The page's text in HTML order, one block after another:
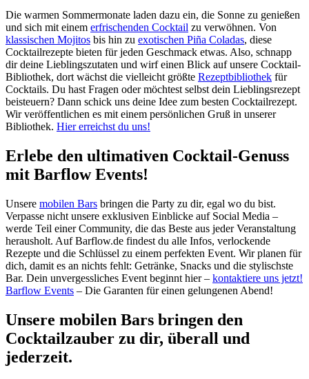
Die warmen Sommermonate laden dazu ein, die Sonne zu genießen
und sich mit einem erfrischenden Cocktail zu verwöhnen. Von
klassischen Mojitos bis hin zu exotischen Piña Coladas, diese
Cocktailrezepte bieten für jeden Geschmack etwas. Also, schnapp
dir deine Lieblingszutaten und wirf einen Blick auf unsere Cocktail-
Bibliothek, dort wächst die vielleicht größte Rezeptbibliothek für
Cocktails. Du hast Fragen oder möchtest selbst dein Lieblingsrezept
beisteuern? Dann schick uns deine Idee zum besten Cocktailrezept.
Wir veröffentlichen es mit einem persönlichen Gruß in unserer
Bibliothek. Hier erreichst du uns!
Erlebe den ultimativen Cocktail-Genuss
mit Barflow Events!
Unsere mobilen Bars bringen die Party zu dir, egal wo du bist.
Verpasse nicht unsere exklusiven Einblicke auf Social Media –
werde Teil einer Community, die das Beste aus jeder Veranstaltung
herausholt. Auf Barflow.de findest du alle Infos, verlockende
Rezepte und die Schlüssel zu einem perfekten Event. Wir planen für
dich, damit es an nichts fehlt: Getränke, Snacks und die stylischste
Bar. Dein unvergessliches Event beginnt hier – kontaktiere uns jetzt!
Barflow Events – Die Garanten für einen gelungenen Abend!
Unsere mobilen Bars bringen den
Cocktailzauber zu dir, überall und
jederzeit.